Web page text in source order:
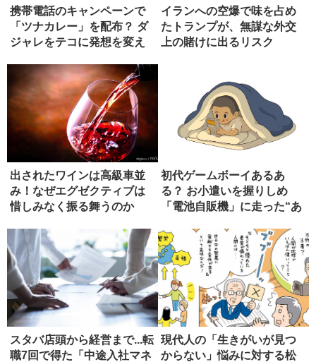
携帯電話のキャンペーンで
「ツナカレー」を配布？ ダ
ジャレをテコに発想を変え
イランへの空爆で味を占め
たトランプが、無謀な外交
上の賭けに出るリスク
出されたワインは高級車並
み！なぜエグゼクティブは
惜しみなく振る舞うのか
初代ゲームボーイあるあ
る？ お小遣いを握りしめ
「電池自販機」に走った“あ
スタバ店頭から経営まで...転
職7回で得た「中途入社マネ
現代人の「生きがいが見つ
からない」悩みに対する松